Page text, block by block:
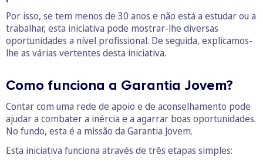
Por isso, se tem menos de 30 anos e não está a estudar ou a
trabalhar, esta iniciativa pode mostrar-lhe diversas
oportunidades a nível profissional. De seguida, explicamos-
lhe as várias vertentes desta iniciativa.
Como funciona a Garantia Jovem?
Contar com uma rede de apoio e de aconselhamento pode
ajudar a combater a inércia e a agarrar boas oportunidades.
No fundo, esta é a missão da Garantia Jovem.
Esta iniciativa funciona através de três etapas simples: